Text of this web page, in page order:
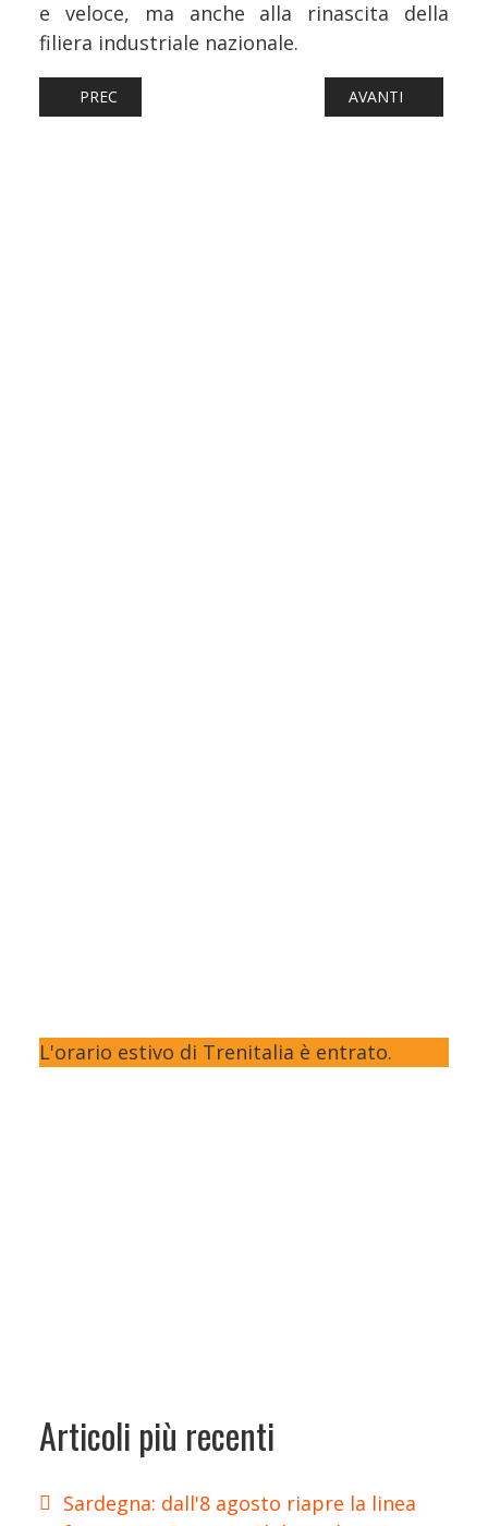
e veloce, ma anche alla rinascita della
filiera industriale nazionale.
ARTICOLO PRECEDENTE: FERROVIE: BRESCIA - ISEO -
PREC ARTICOLO
AVANTI
L'orario estivo di Trenitalia è entrato.
Articoli più recenti
Sardegna: dall'8 agosto riapre la linea